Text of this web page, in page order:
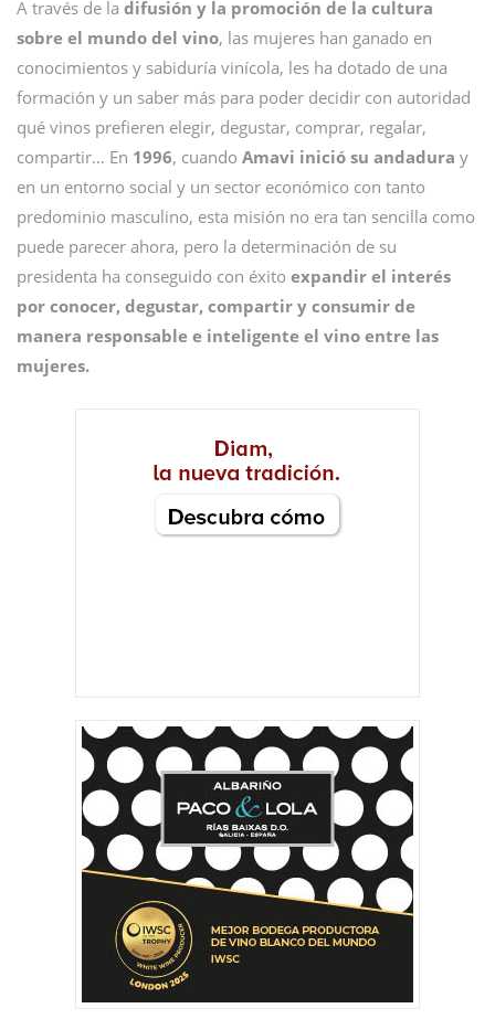
A través de la difusión y la promoción de la cultura
sobre el mundo del vino, las mujeres han ganado en
conocimientos y sabiduría vinícola, les ha dotado de una
formación y un saber más para poder decidir con autoridad
qué vinos prefieren elegir, degustar, comprar, regalar,
compartir… En 1996, cuando Amavi inició su andadura y
en un entorno social y un sector económico con tanto
predominio masculino, esta misión no era tan sencilla como
puede parecer ahora, pero la determinación de su
presidenta ha conseguido con éxito expandir el interés
por conocer, degustar, compartir y consumir de
manera responsable e inteligente el vino entre las
mujeres.